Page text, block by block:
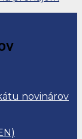
novinárov